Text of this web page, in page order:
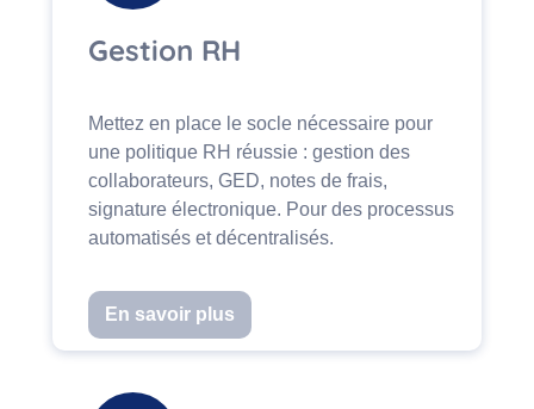
Gestion RH
Mettez en place le socle nécessaire pour
une politique RH réussie : gestion des
collaborateurs, GED, notes de frais,
signature électronique. Pour des processus
automatisés et décentralisés.
En savoir plus